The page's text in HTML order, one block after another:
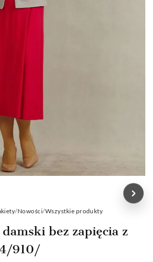
/Nowości/Wszystkie produkty
bez zapięcia z
910/